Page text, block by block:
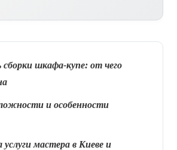
шкафа-купе: от чего
и особенности
услуги мастера в Киеве и